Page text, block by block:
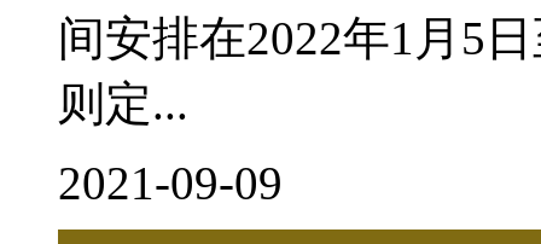
间安排在2022年1月5
则定...
2021-09-09